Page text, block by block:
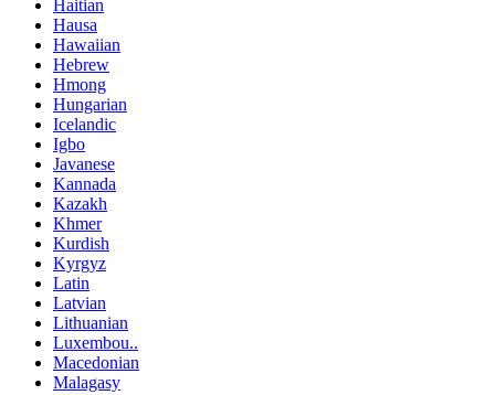
Haitian
Hausa
Hawaiian
Hebrew
Hmong
Hungarian
Icelandic
Igbo
Javanese
Kannada
Kazakh
Khmer
Kurdish
Kyrgyz
Latin
Latvian
Lithuanian
Luxembou..
Macedonian
Malagasy